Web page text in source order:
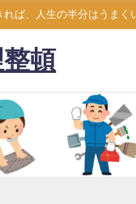
ば、人生の半分はうまく
頓